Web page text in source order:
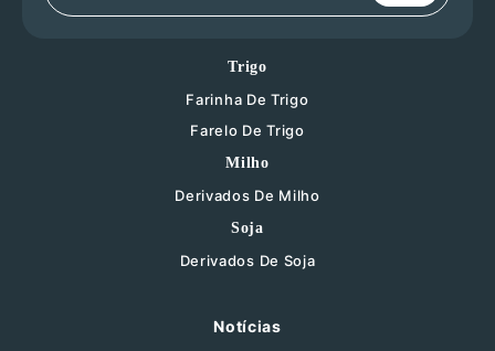
Trigo
Farinha De Trigo
Farelo De Trigo
Milho
Derivados De Milho
Soja
Derivados De Soja
Notícias